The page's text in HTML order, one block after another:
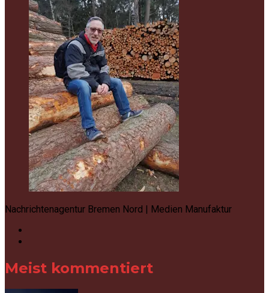
Nachrichtenagentur Bremen Nord | Medien Manufaktur
Meist kommentiert